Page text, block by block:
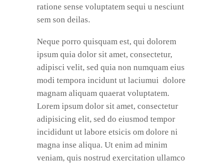
ratione sense voluptatem sequi u nesciunt
sem son deilas.
Neque porro quisquam est, qui dolorem
ipsum quia dolor sit amet, consectetur,
adipisci velit, sed quia non numquam eius
modi tempora incidunt ut laciumui dolore
magnam aliquam quaerat voluptatem.
Lorem ipsum dolor sit amet, consectetur
adipisicing elit, sed do eiusmod tempor
incididunt ut labore etsicis om dolore ni
magna inse aliqua. Ut enim ad minim
veniam, quis nostrud exercitation ullamco